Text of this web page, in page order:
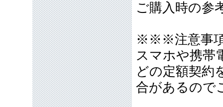
ご購入時の参
※※※注意事
スマホや携帯
どの定額契約
合があるので